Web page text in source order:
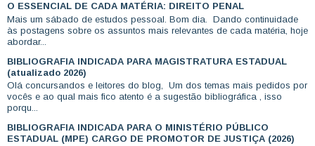
O ESSENCIAL DE CADA MATÉRIA: DIREITO PENAL
Mais um sábado de estudos pessoal. Bom dia. Dando continuidade
às postagens sobre os assuntos mais relevantes de cada matéria, hoje
abordar...
BIBLIOGRAFIA INDICADA PARA MAGISTRATURA ESTADUAL
(atualizado 2026)
Olá concursandos e leitores do blog, Um dos temas mais pedidos por
vocês e ao qual mais fico atento é a sugestão bibliográfica , isso
porqu...
BIBLIOGRAFIA INDICADA PARA O MINISTÉRIO PÚBLICO
ESTADUAL (MPE) CARGO DE PROMOTOR DE JUSTIÇA (2026)